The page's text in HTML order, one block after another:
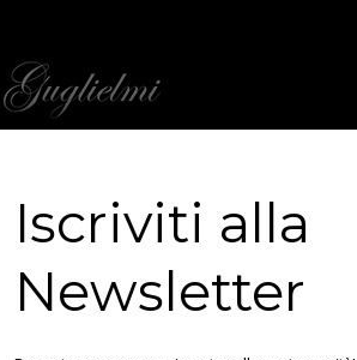
e alternare in versione TADASHI.
da un marchio.
“libera”.
Iscriviti alla
Newsletter